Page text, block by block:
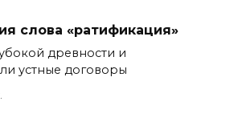
слова «ратификация»
древности и
устные договоры